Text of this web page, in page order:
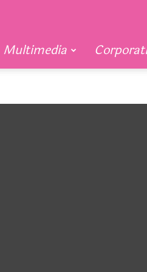
Multimedia